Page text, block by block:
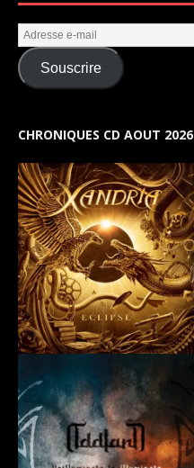
Souscrire
CHRONIQUES CD AOUT 2026